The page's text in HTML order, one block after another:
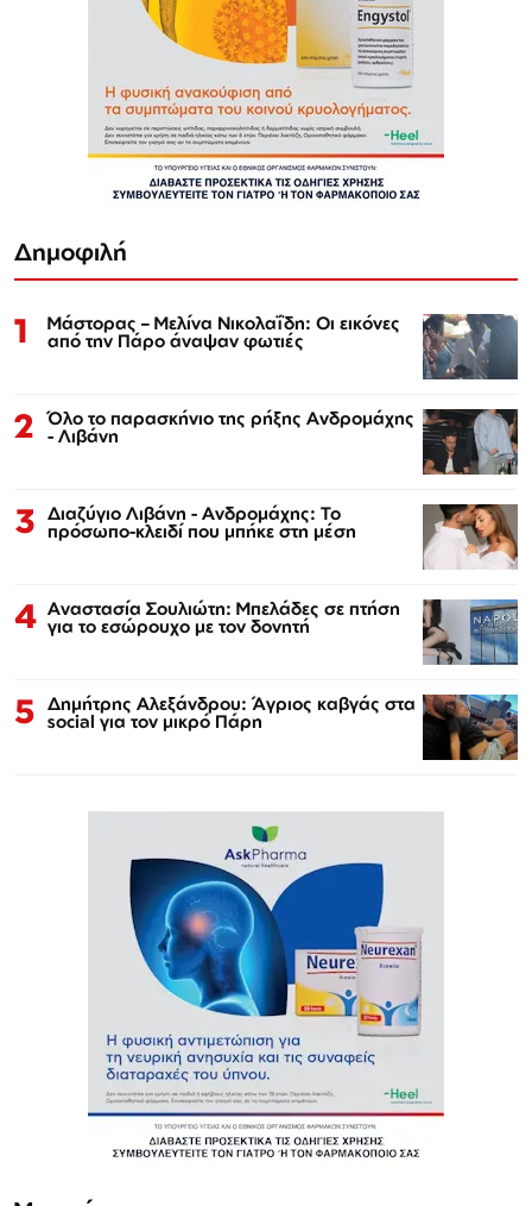
Δημοφιλή
1 Μάστορας – Μελίνα Νικολαΐδη: Οι εικόνες
από την Πάρο άναψαν φωτιές
2 Όλο το παρασκήνιο της ρήξης Ανδρομάχης
- Λιβάνη
3 Διαζύγιο Λιβάνη - Ανδρομάχης: Το
πρόσωπο-κλειδί που μπήκε στη μέση
4 Αναστασία Σουλιώτη: Μπελάδες σε πτήση
για το εσώρουχο με τον δονητή
5 Δημήτρης Αλεξάνδρου: Άγριος καβγάς στα
social για τον μικρό Πάρη